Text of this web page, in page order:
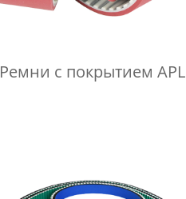
Ремни с покрытием APL